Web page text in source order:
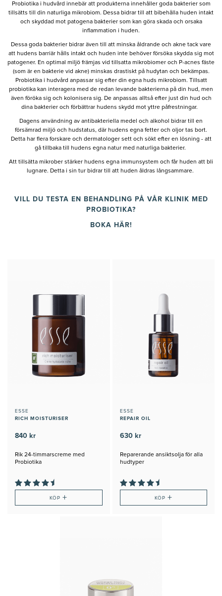
Probiotika i hudvård innebär att produkterna innehåller goda bakterier som
tillsätts till din naturliga mikrobiom. Dessa bidrar till att bibehålla huden intakt
och skyddad mot patogena bakterier som kan göra skada och orsaka
inflammation i huden.
Dessa goda bakterier bidrar även till att minska åldrande och akne tack vare
att hudens barriär hålls intakt och huden inte behöver försöka skydda sig mot
patogener. En optimal miljö främjas vid tillsatta mikrobiomer och P-acnes fäste
(som är en bakterie vid akne) minskas drastiskt på hudytan och bekämpas.
Probiotika i hudvård anpassar sig efter din egna huds mikrobiom. Tillsatt
probiotika kan interagera med de redan levande bakterierna på din hud, men
även föröka sig och kolonisera sig. De anpassas alltså efter just din hud och
dina bakterier och förbättrar hudens skydd mot yttre påfrestningar.
Dagens användning av antibakteriella medel och alkohol bidrar till en
försämrad miljö och hudstatus, där hudens egna fetter och oljor tas bort.
Detta har flera forskare och dermatologer sett och sökt efter en lösning - att
gå tillbaka till hudens egna natur med naturliga bakterier.
Att tillsätta mikrober stärker hudens egna immunsystem och får huden att bli
lugnare. Detta i sin tur bidrar till att huden åldras långsammare.
VILL DU TESTA EN BEHANDLING PÅ VÅR KLINIK MED
PROBIOTIKA?
BOKA HÄR!
ESSE
RICH MOISTURISER
840 kr
Rik 24-timmarscreme med
Probiotika
KÖP+
ESSE
REPAIR OIL
630 kr
Reparerande ansiktsolja för alla
hudtyper
KÖP +